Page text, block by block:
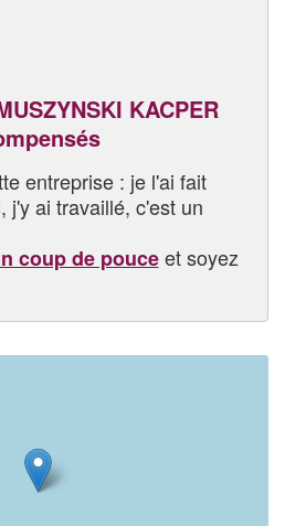
KACPER
entreprise : je l'ai fait
j'y ai travaillé, c'est un
coup de pouceet soyez